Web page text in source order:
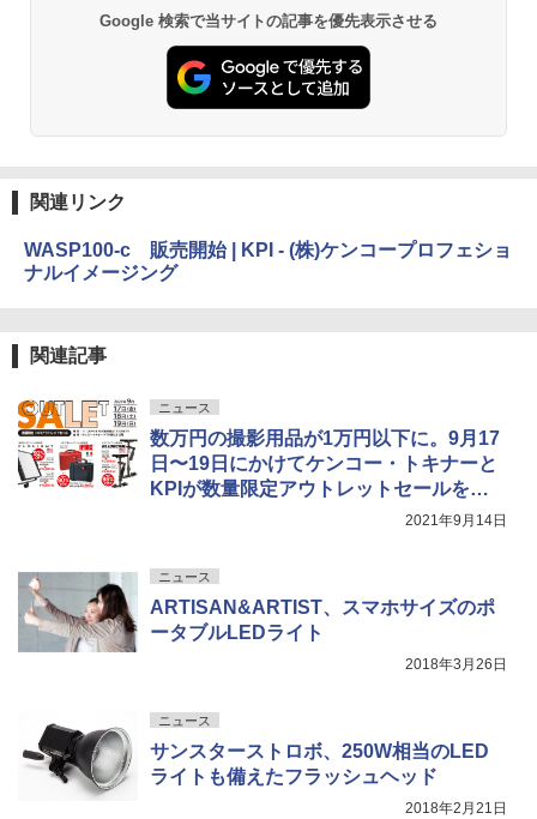
Google 検索で当サイトの記事を優先表示させる
関連リンク
WASP100-c 販売開始 | KPI - (株)ケンコープロフェショ
ナルイメージング
関連記事
ニュース
数万円の撮影用品が1万円以下に。9月17
日〜19日にかけてケンコー・トキナーと
KPIが数量限定アウトレットセールを開
2021年9月14日
ニュース
ARTISAN&ARTIST、スマホサイズのポ
ータブルLEDライト
2018年3月26日
ニュース
サンスターストロボ、250W相当のLED
ライトも備えたフラッシュヘッド
2018年2月21日